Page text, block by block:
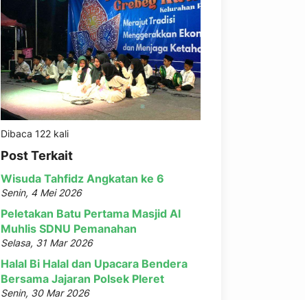
Dibaca 122 kali
Post Terkait
Wisuda Tahfidz Angkatan ke 6
Senin, 4 Mei 2026
Peletakan Batu Pertama Masjid Al
Muhlis SDNU Pemanahan
Selasa, 31 Mar 2026
Halal Bi Halal dan Upacara Bendera
Bersama Jajaran Polsek Pleret
Senin, 30 Mar 2026